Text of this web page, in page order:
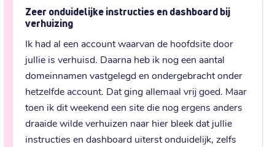
Zeer onduidelijke instructies en dashboard bij
verhuizing
Ik had al een account waarvan de hoofdsite door
jullie is verhuisd. Daarna heb ik nog een aantal
domeinnamen vastgelegd en ondergebracht onder
hetzelfde account. Dat ging allemaal vrij goed. Maar
toen ik dit weekend een site die nog ergens anders
draaide wilde verhuizen naar hier bleek dat jullie
instructies en dashboard uiterst onduidelijk, zelfs